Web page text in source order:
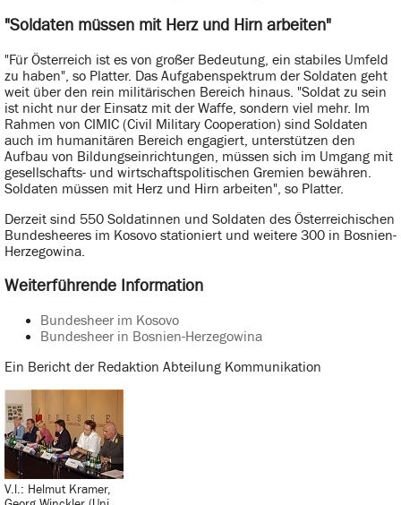
"Soldaten müssen mit Herz und Hirn arbeiten"
"Für Österreich ist es von großer Bedeutung, ein stabiles Umfeld
zu haben", so Platter. Das Aufgabenspektrum der Soldaten geht
weit über den rein militärischen Bereich hinaus. "Soldat zu sein
ist nicht nur der Einsatz mit der Waffe, sondern viel mehr. Im
Rahmen von CIMIC (Civil Military Cooperation) sind Soldaten
auch im humanitären Bereich engagiert, unterstützen den
Aufbau von Bildungseinrichtungen, müssen sich im Umgang mit
gesellschafts- und wirtschaftspolitischen Gremien bewähren.
Soldaten müssen mit Herz und Hirn arbeiten", so Platter.
Derzeit sind 550 Soldatinnen und Soldaten des Österreichischen
Bundesheeres im Kosovo stationiert und weitere 300 in Bosnien-
Herzegowina.
Weiterführende Information
Bundesheer im Kosovo
Bundesheer in Bosnien-Herzegowina
Ein Bericht der Redaktion Abteilung Kommunikation
V.l.: Helmut Kramer,